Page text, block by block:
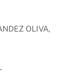
OLIVA,